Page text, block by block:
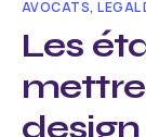
FAQ
News
Formations
AVOCATS,LEGAL
Les